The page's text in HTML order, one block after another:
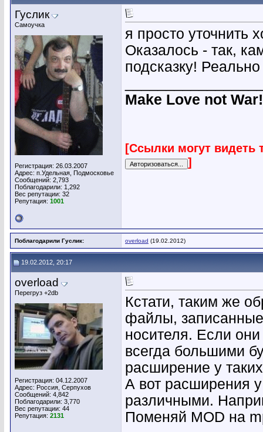
Гуслик
Самоучка
Регистрация: 26.03.2007
Адрес: п.Удельная, Подмосковье
Сообщений: 2,793
Поблагодарили: 1,292
Вес репутации: 32
Репутация: 1001
я просто уточнить
Оказалось - так,
подсказку!
Make Love not War!
[Ссылки могут видеть
]
Поблагодарили Гуслик: overload (19.02.2012)
19.02.2012, 20:17
overload
Перегруз +2db
Регистрация: 04.12.2007
Адрес: Россия, Серпухов
Сообщений: 4,842
Поблагодарили: 3,770
Вес репутации: 44
Репутация: 2131
Кстати, таким же
файлы,
носителя. Если
всегда большими
расширение у
А вот расширения
различными.
Поменяй MOD на